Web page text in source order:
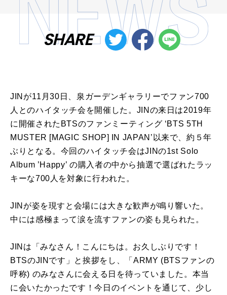
SHARE
JINが11月30日、泉ガーデンギャラリーでファン700
人とのハイタッチ会を開催した。JINの来日は2019年
に開催されたBTSのファンミーティング ‘BTS 5TH
MUSTER [MAGIC SHOP] IN JAPAN’以来で、約５年
ぶりとなる。今回のハイタッチ会はJINの1st Solo
Album ’Happy’ の購入者の中から抽選で選ばれたラッ
キーな700人を対象に行われた。
JINが姿を現すと会場には大きな歓声が鳴り響いた。
中には感極まって涙を流すファンの姿も見られた。
JINは「みなさん！こんにちは。お久しぶりです！
BTSのJINです」と挨拶をし、「ARMY (BTSファンの
呼称) のみなさんに会える日を待っていました。本当
に会いたかったです！今日のイベントを通じて、少し